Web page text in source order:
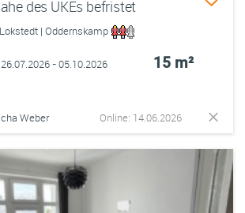
des UKEs befristet
| Oddernskamp
26.07.2026 - 05.10.2026 15 m²
Weber Online: 14.06.2026